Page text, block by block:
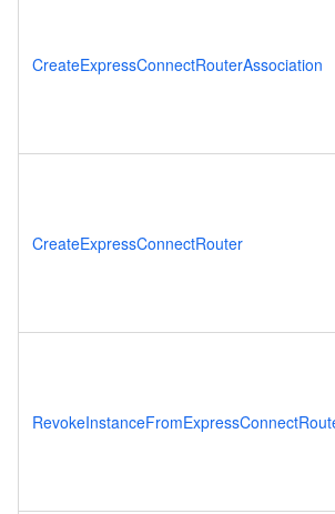
CreateExpressConnectRouterAssociation
CreateExpressConnectRouter